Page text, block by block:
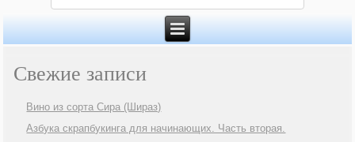
Свежие записи
Вино из сорта Сира (Шираз)
Азбука скрапбукинга для начинающих. Часть вторая.